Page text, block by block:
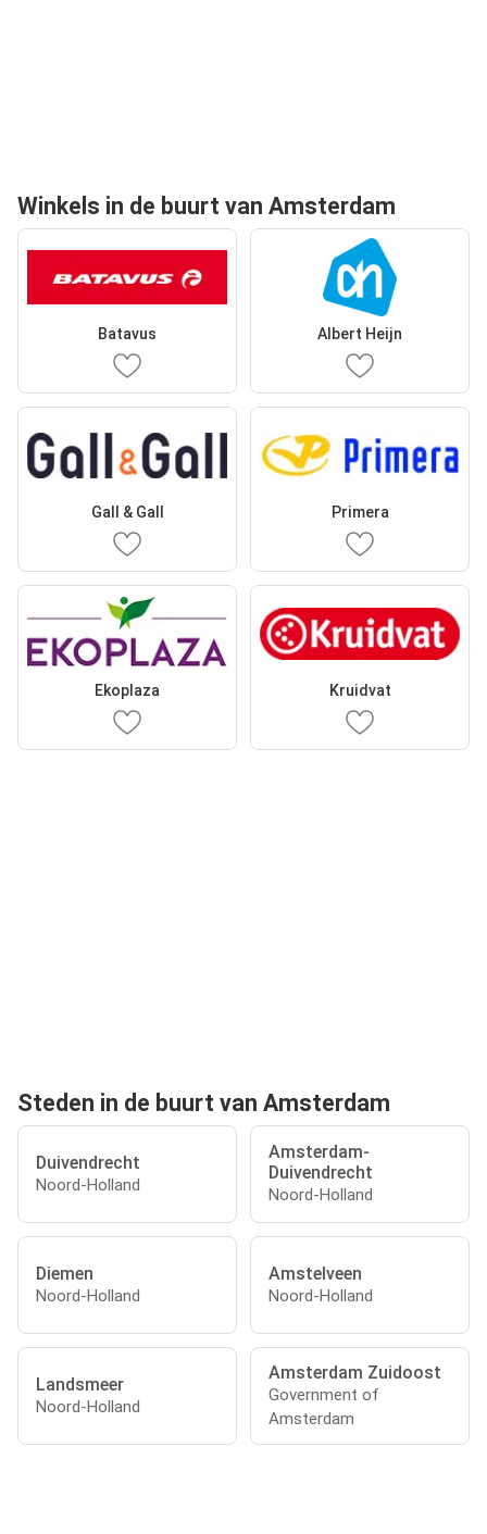
Winkels in de buurt van Amsterdam
Batavus Albert Heijn
Gall & Gall Primera
Ekoplaza Kruidvat
Steden in de buurt van Amsterdam
Duivendrecht
Noord-Holland
Amsterdam-
Duivendrecht
Noord-Holland
Diemen
Noord-Holland
Amstelveen
Noord-Holland
Landsmeer
Noord-Holland
Amsterdam Zuidoost
Government of
Amsterdam